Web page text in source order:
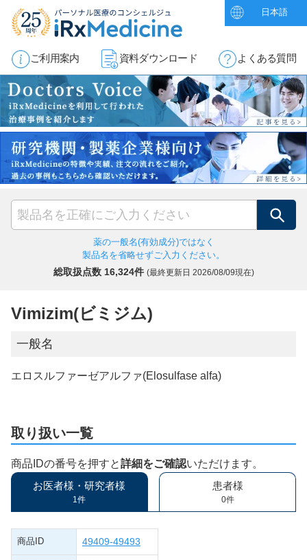
日本語
ご利用案内 資料ダウンロード よくある質問
検索
薬の一般名(有効成分)ではなく
製品名を省略せずご入力ください。
総取扱点数 16,324件 (最終更新日 2026/08/09現在)
Vimizim(ビミジム)
一般名
エロスルファーゼアルファ(Elosulfase alfa)
取り扱い一覧
商品IDの番号を押すと詳細をご確認いただけます。
お医者様・研究者様
1件
患者様
0件
商品ID 49409-49493